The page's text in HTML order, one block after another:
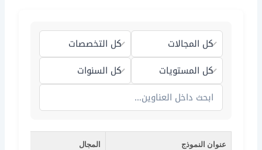
عنوان النموذج المجال